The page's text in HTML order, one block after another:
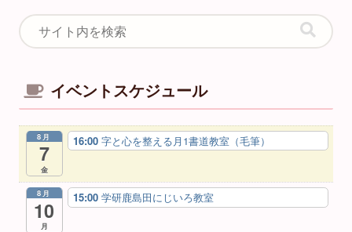
イベントスケジュール
8月
7
金
16:00 字と心を整える月1書道教室（毛筆）
8月
10
月
15:00 学研鹿島田にじいろ教室